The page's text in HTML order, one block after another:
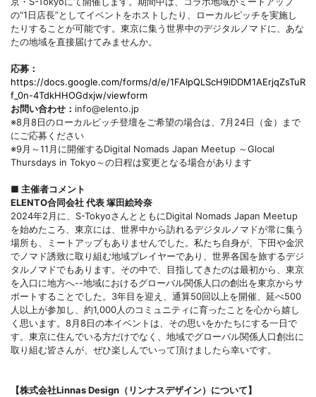
の“1日店長”としてイベントをホストしたり、ローカルピッチを実施し
たりすることが可能です。東京に集う世界中のデジタルノマドに、あな
たの地域を直接届けてみませんか。
応募：
https://docs.google.com/forms/d/e/
f_0n-4TdkHHOGdxjw/viewform
お問い合わせ： info@elento.jp
※8月8日のローカルピッチ登壇をご希望の場合は、7月24日（金）まで
にご応募ください
※9月～11月に開催するDigital Nomads Japan Meetup ～Glocal
Thursdays in Tokyo～の日程は変更となる場合があります
■ 主催者コメント
ELENTO合同会社 代表 塚田絵玲奈
2024年2月に、S-TokyoさんとともにDigital Nomads Japan Meetup
を始めたころ、東京には、世界中から訪れるデジタルノマドが常に集う
場所も、ミートアップもありませんでした。私たち自身が、下田や金沢
でノマド誘致に取り組む地域プレイヤーであり、世界各国を旅するデジ
タルノマドでもあります。その中で、目指してきたのは最初から、東京
を入口に地方へ--地域におけるグローバル関係人口の創出を東京からサ
ポートすることでした。3年目を迎え、通算50回以上を開催、延べ500
人以上が参加し、約1,000人のコミュニティに育ったことを心から嬉し
く思います。8月8日の本イベントは、その思いをかたちにする一日で
す。東京に住んでいる方だけでなく、地域でグローバル関係人口創出に
取り組む皆さんが、ぜひ楽しんでいって頂けましたら幸いです。
【株式会社Linnas Design（リンナスデザイン）について】